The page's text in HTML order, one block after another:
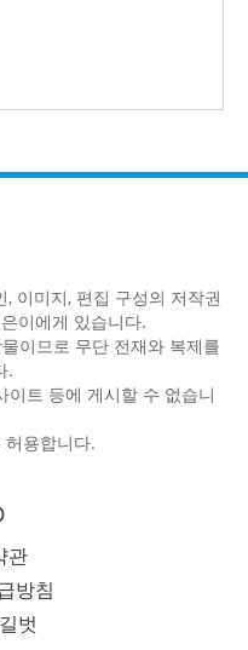
이미지, 편집 구성의 저작권
이에게 있습니다.
이므로 무단 전재와 복제를
.
이트 등에 게시할 수 없습니
허용합니다.
관
방침
벗